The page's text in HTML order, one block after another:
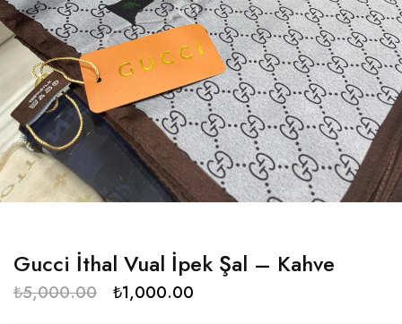
Gucci İthal Vual İpek Şal – Kahve
₺5,000.00 ₺1,000.00